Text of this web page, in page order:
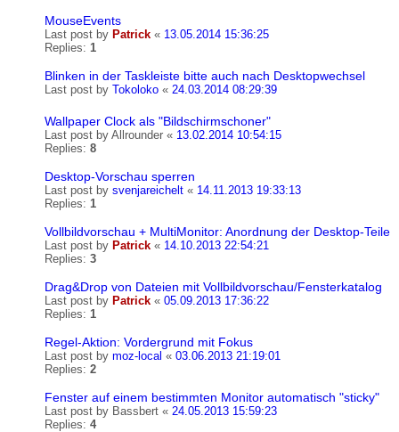
MouseEvents
Last post by Patrick « 13.05.2014 15:36:25
Replies: 1
Blinken in der Taskleiste bitte auch nach Desktopwechsel
Last post by Tokoloko « 24.03.2014 08:29:39
Wallpaper Clock als "Bildschirmschoner"
Last post by Allrounder « 13.02.2014 10:54:15
Replies: 8
Desktop-Vorschau sperren
Last post by svenjareichelt « 14.11.2013 19:33:13
Replies: 1
Vollbildvorschau + MultiMonitor: Anordnung der Desktop-Teile
Last post by Patrick « 14.10.2013 22:54:21
Replies: 3
Drag&Drop von Dateien mit Vollbildvorschau/Fensterkatalog
Last post by Patrick « 05.09.2013 17:36:22
Replies: 1
Regel-Aktion: Vordergrund mit Fokus
Last post by moz-local « 03.06.2013 21:19:01
Replies: 2
Fenster auf einem bestimmten Monitor automatisch "sticky"
Last post by Bassbert « 24.05.2013 15:59:23
Replies: 4